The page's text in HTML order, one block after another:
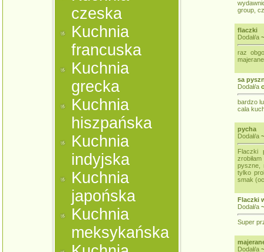
czeska
Kuchnia
francuska
Kuchnia
grecka
Kuchnia
hiszpańska
Kuchnia
indyjska
Kuchnia
japońska
Kuchnia
meksykańska
group,
flaczki
Dodał/a
raz
sa
Dodał/a
bardzo
cala
pycha
Dodał/a
Flaczki
pyszne,
tylko
smak
Flaczki
Dodał/a
Super
Dodał/a